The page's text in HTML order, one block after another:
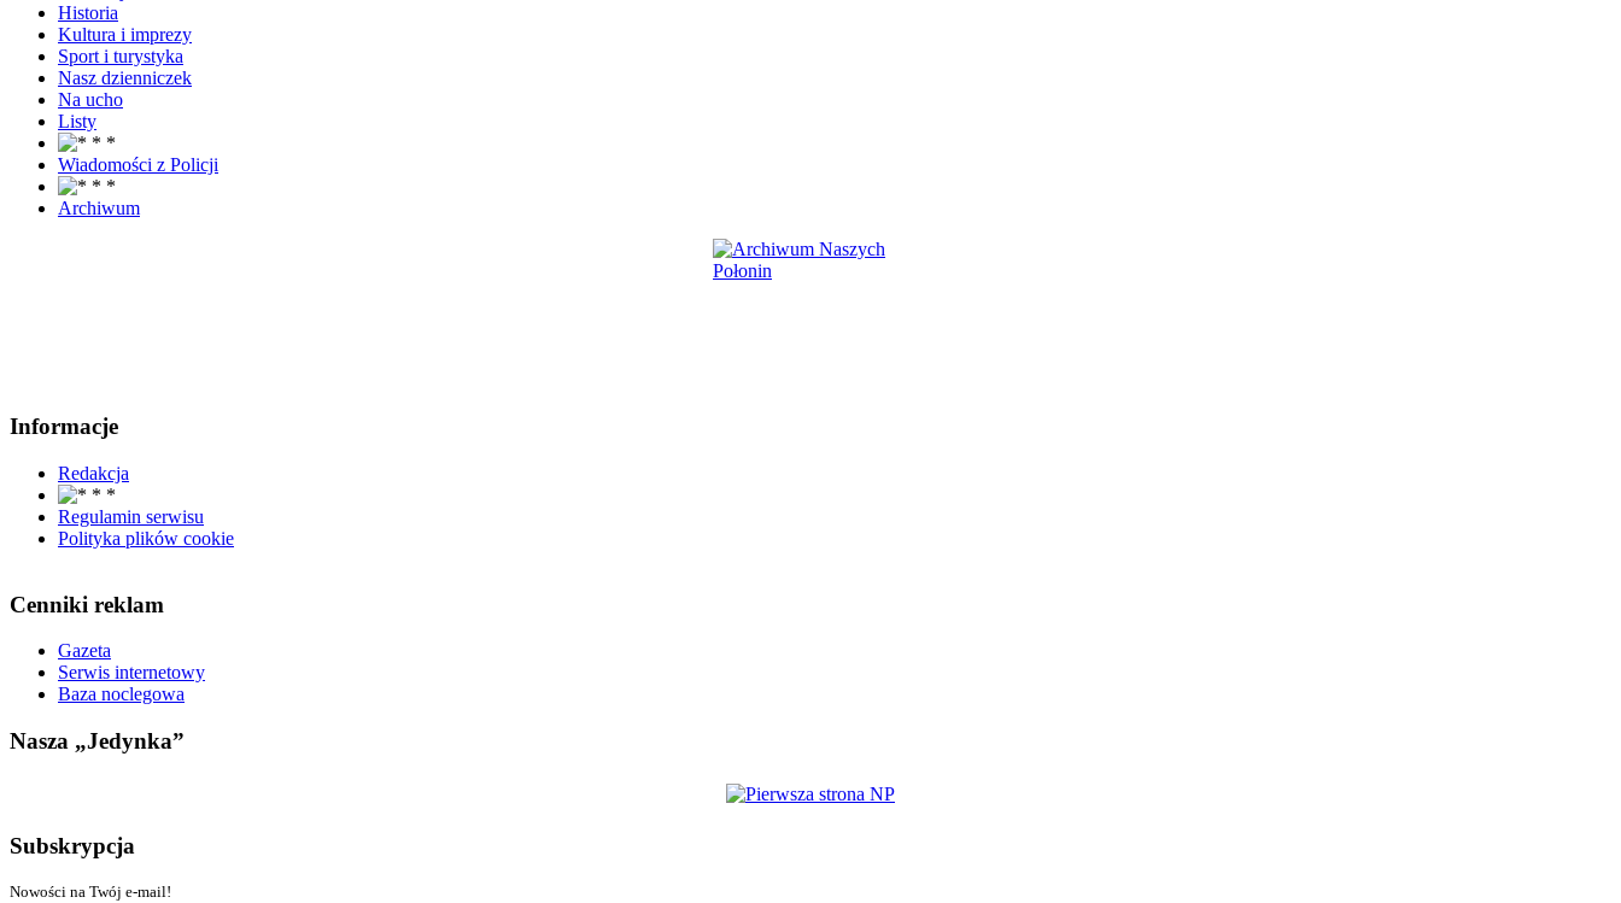
Historia
Kultura i imprezy
Sport i turystyka
Nasz dzienniczek
Na ucho
Listy
Wiadomości z Policji
Archiwum
Informacje
Redakcja
Regulamin serwisu
Polityka plików cookie
Cenniki reklam
Gazeta
Serwis internetowy
Baza noclegowa
Nasza „Jedynka”
Subskrypcja
Nowości na Twój e-mail!